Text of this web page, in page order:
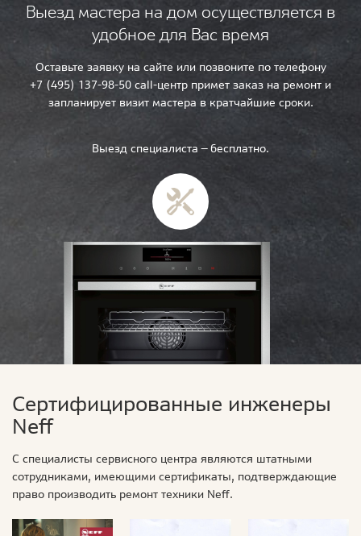
Выезд мастера на дом осуществляется в
удобное для Вас время
Оставьте заявку на сайте или позвоните по телефону
+7 (495) 137-98-50 call-центр примет заказ на ремонт и
запланирует визит мастера в кратчайшие сроки.
Выезд специалиста — бесплатно.
Сертифицированные инженеры
Neff
С специалисты сервисного центра являются штатными
сотрудниками, имеющими сертификаты, подтверждающие
право производить ремонт техники Neff.